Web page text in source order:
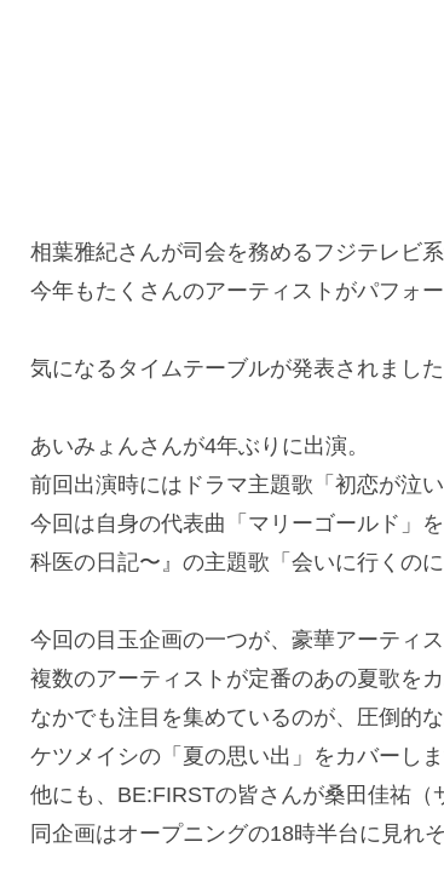
相葉雅紀さんが司会を務めるフジテレビ
今年もたくさんのアーティストがパフォ
気になるタイムテーブルが発表されました
あいみょんさんが4年ぶりに出演。
前回出演時にはドラマ主題歌「初恋が泣い
今回は自身の代表曲「マリーゴールド」
科医の日記〜』の主題歌「会いに行くの
今回の目玉企画の一つが、豪華アーティ
複数のアーティストが定番のあの夏歌をカ
なかでも注目を集めているのが、圧倒的
ケツメイシの「夏の思い出」をカバーしま
他にも、BE:FIRSTの皆さんが桑田佳祐
同企画はオープニングの18時半台に見れ